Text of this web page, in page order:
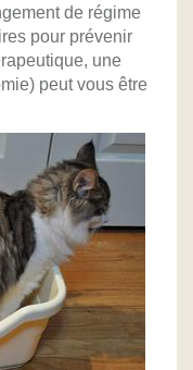
de régime
pour prévenir
une
peut vous être